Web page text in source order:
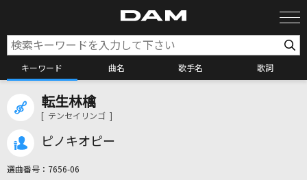
キーワード 曲名 歌手名 歌詞
転生林檎
[ テンセイリンゴ ]
ピノキオピー
選曲番号： 7656-06